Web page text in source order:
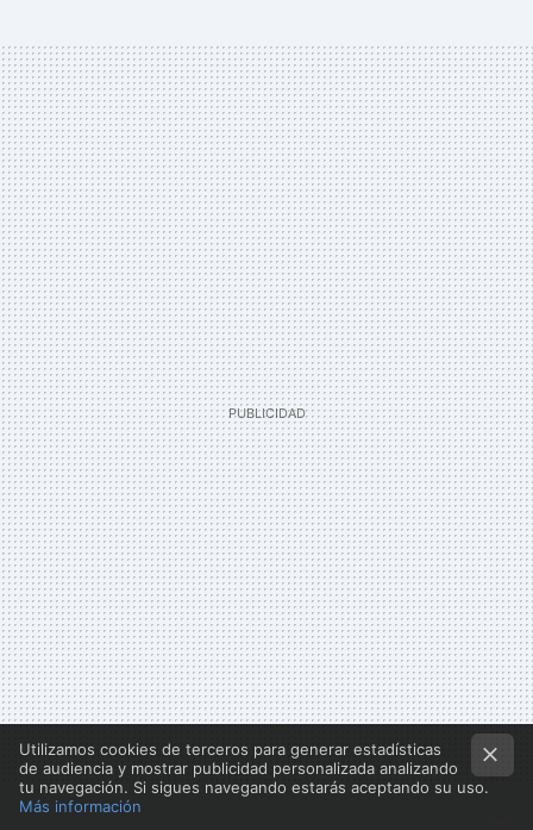
Utilizamos cookies de terceros para generar estadísticas
de audiencia y mostrar publicidad personalizada analizando
tu navegación. Si sigues navegando estarás aceptando su uso.
Más información